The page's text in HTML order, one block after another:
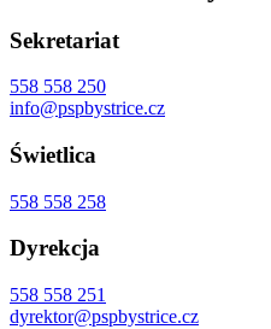
Sekretariat
558 558 250
info@pspbystrice.cz
Świetlica
558 558 258
Dyrekcja
558 558 251
dyrektor@pspbystrice.cz